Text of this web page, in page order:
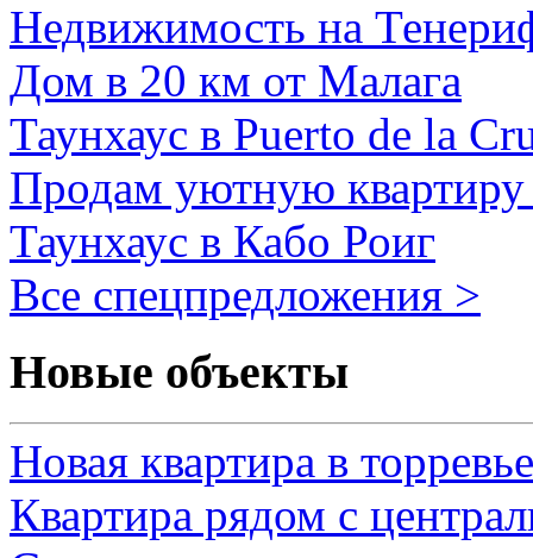
Недвижимость на
Дом в 20 км от Малага
Таунхаус в Puerto de la
Продам уютную
Таунхаус в Кабо Роиг
Все спецпредложения >
Новые объекты
Новая квартира в
Квартира рядом с